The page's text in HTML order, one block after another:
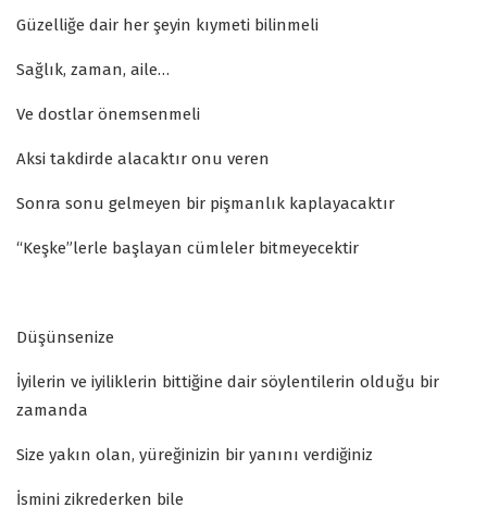
Güzelliğe dair her şeyin kıymeti bilinmeli
Sağlık, zaman, aile…
Ve dostlar önemsenmeli
Aksi takdirde alacaktır onu veren
Sonra sonu gelmeyen bir pişmanlık kaplayacaktır
“Keşke”lerle başlayan cümleler bitmeyecektir
Düşünsenize
İyilerin ve iyiliklerin bittiğine dair söylentilerin olduğu bir
zamanda
Size yakın olan, yüreğinizin bir yanını verdiğiniz
İsmini zikrederken bile